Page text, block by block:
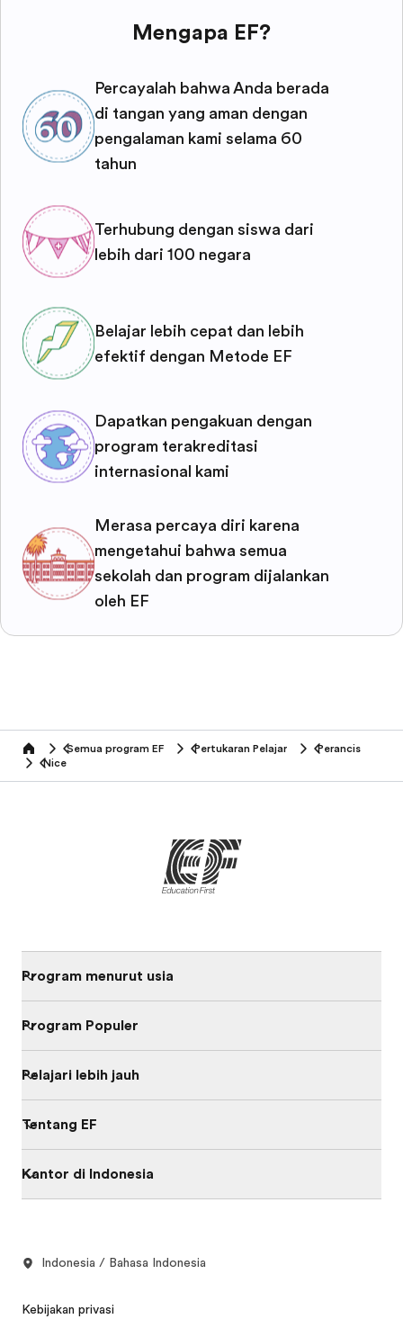
Mengapa EF?
Percayalah bahwa Anda berada
di tangan yang aman dengan
pengalaman kami selama 60
tahun
Terhubung dengan siswa dari
lebih dari 100 negara
Belajar lebih cepat dan lebih
efektif dengan Metode EF
Dapatkan pengakuan dengan
program terakreditasi
internasional kami
Merasa percaya diri karena
mengetahui bahwa semua
sekolah dan program dijalankan
oleh EF
home Semua program EF Pertukaran Pelajar
Perancis
Nice
Program menurut usia
Program Populer
Pelajari lebih jauh
Tentang EF
Kantor di Indonesia
Indonesia / Bahasa Indonesia
Kebijakan privasi